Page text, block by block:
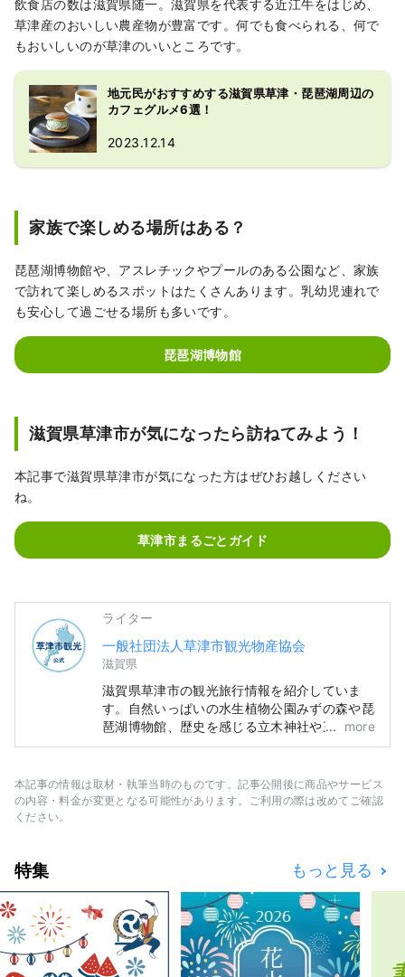
飲食店の数は滋賀県随一。滋賀県を代表する近江牛をはじめ、
草津産のおいしい農産物が豊富です。何でも食べられる、何で
もおいしいのが草津のいいところです。
地元民がおすすめする滋賀県草津・琵琶湖周辺の
カフェグルメ6選！
2023.12.14
家族で楽しめる場所はある？
琵琶湖博物館や、アスレチックやプールのある公園など、家族
で訪れて楽しめるスポットはたくさんあります。乳幼児連れで
も安心して過ごせる場所も多いです。
琵琶湖博物館
滋賀県草津市が気になったら訪ねてみよう！
本記事で滋賀県草津市が気になった方はぜひお越しください
ね。
草津市まるごとガイド
ライター
一般社団法人草津市観光物産協会
滋賀県
滋賀県草津市の観光旅行情報を紹介していま
す。自然いっぱいの水生植物公園みずの森や琵
琶湖博物館、歴史を感じる立木神社や三大神
社、草津宿本陣、家族で楽しめるロクハ公園な
載。
more
本記事の情報は取材・執筆当時のものです。記事公開後に商品やサービス
の内容・料金が変更となる可能性があります。ご利用の際は改めてご確認
ください。
特集 もっと見る